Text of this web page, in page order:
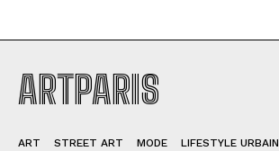
ARTPARIS
ART STREET ART MODE LIFESTYLE URBAIN